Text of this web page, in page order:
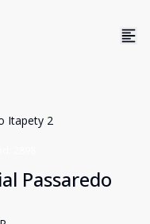
Itapety 2
Passaredo